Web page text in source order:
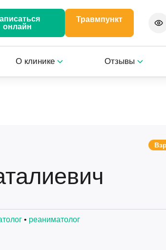
онлайн
Травмпункт
О клинике Отзывы
• реаниматолог